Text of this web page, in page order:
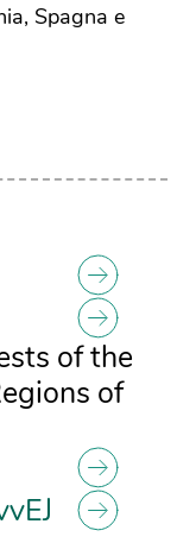
Spagna e
of the
of